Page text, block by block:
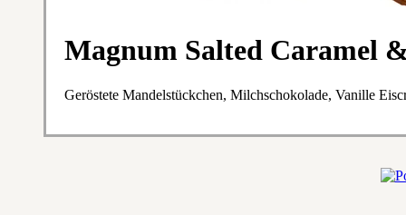
Magnum Salted Caramel
Geröstete Mandelstückchen, Milchschokolade, Vanille